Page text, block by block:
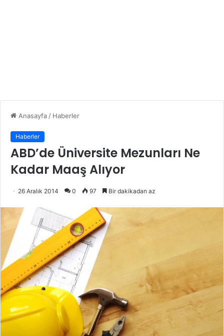
Anasayfa / Haberler
Haberler
ABD’de Üniversite Mezunları Ne
Kadar Maaş Alıyor
26 Aralık 2014 0 97 Bir dakikadan az